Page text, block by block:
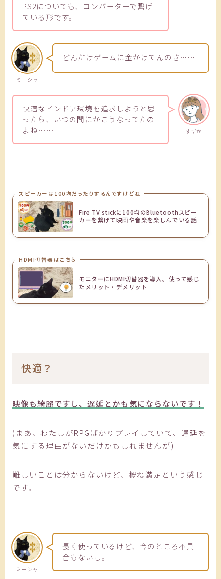
PS2についても、コンバーターで繋げ
ている形です。
ミーシャ
どんだけゲームに金かけてんのさ……
すずか
快適なインドア環境を追求しようと思
ったら、いつの間にかこうなってたの
よね……
スピーカーは100均だったりするんですけどね
Fire TV stickに100均のBluetoothスピー
カーを繋げて映画や音楽を楽しんでいる話
HDMI切替器はこちら
モニターにHDMI切替器を導入。使って感じ
たメリット・デメリット
快適？
映像も綺麗ですし、遅延とかも気にならないです！
(まあ、わたしがRPGばかりプレイしていて、遅延を
気にする理由がないだけかもしれませんが)
難しいことは分からないけど、概ね満足という感じ
です。
ミーシャ
長く使っているけど、今のところ不具
合もないし。